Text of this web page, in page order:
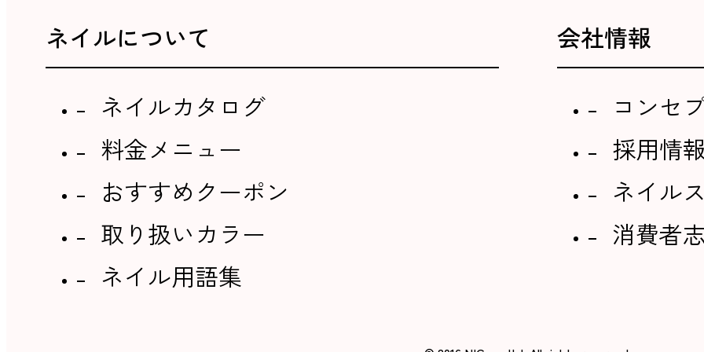
ネイルについて
ネイルカタログ
料金メニュー
おすすめクーポン
取り扱いカラー
ネイル用語集
会社情報
コンセ
採用情
ネイル
消費者